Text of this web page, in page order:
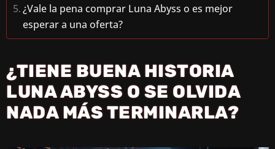
¿Vale la pena comprar Luna Abyss o es mejor
esperar a una oferta?
¿TIENE BUENA HISTORIA
LUNA ABYSS O SE OLVIDA
NADA MÁS TERMINARLA?